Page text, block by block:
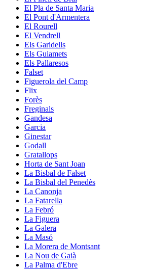
El Pla de Santa Maria
El Pont d'Armentera
El Rourell
El Vendrell
Els Garidells
Els Guiamets
Els Pallaresos
Falset
Figuerola del Camp
Flix
Forès
Freginals
Gandesa
Garcia
Ginestar
Godall
Gratallops
Horta de Sant Joan
La Bisbal de Falset
La Bisbal del Penedès
La Canonja
La Fatarella
La Febró
La Figuera
La Galera
La Masó
La Morera de Montsant
La Nou de Gaià
La Palma d'Ebre